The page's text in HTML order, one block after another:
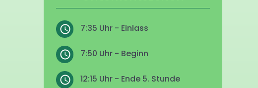
7:35 Uhr - Einlass
7:50 Uhr - Beginn
12:15 Uhr - Ende 5. Stunde